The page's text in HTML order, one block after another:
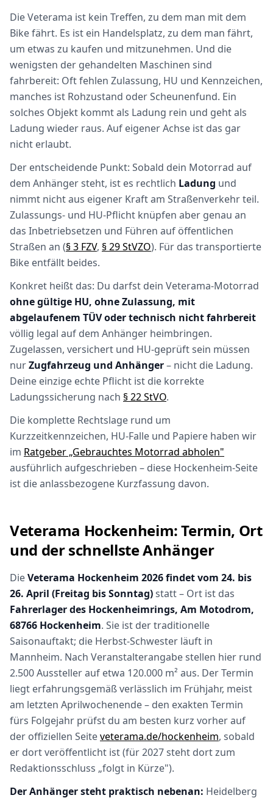
Die Veterama ist kein Treffen, zu dem man mit dem
Bike fährt. Es ist ein Handelsplatz, zu dem man fährt,
um etwas zu kaufen und mitzunehmen. Und die
wenigsten der gehandelten Maschinen sind
fahrbereit: Oft fehlen Zulassung, HU und Kennzeichen,
manches ist Rohzustand oder Scheunenfund. Ein
solches Objekt kommt als Ladung rein und geht als
Ladung wieder raus. Auf eigener Achse ist das gar
nicht erlaubt.
Der entscheidende Punkt: Sobald dein Motorrad auf
dem Anhänger steht, ist es rechtlich Ladung und
nimmt nicht aus eigener Kraft am Straßenverkehr teil.
Zulassungs- und HU-Pflicht knüpfen aber genau an
das Inbetriebsetzen und Führen auf öffentlichen
Straßen an (§ 3 FZV, § 29 StVZO). Für das transportierte
Bike entfällt beides.
Konkret heißt das: Du darfst dein Veterama-Motorrad
ohne gültige HU, ohne Zulassung, mit
abgelaufenem TÜV oder technisch nicht fahrbereit
völlig legal auf dem Anhänger heimbringen.
Zugelassen, versichert und HU-geprüft sein müssen
nurZugfahrzeug und Anhänger– nicht die Ladung.
Deine einzige echte Pflicht ist die korrekte
Ladungssicherung nach § 22 StVO.
Die komplette Rechtslage rund um
Kurzzeitkennzeichen, HU-Falle und Papiere haben wir
im Ratgeber „Gebrauchtes Motorrad abholen"
ausführlich aufgeschrieben – diese Hockenheim-Seite
ist die anlassbezogene Kurzfassung davon.
Veterama Hockenheim: Termin, Ort
und der schnellste Anhänger
DieVeterama Hockenheim 2026 findet vom 24. bis
26. April (Freitag bis Sonntag)statt – Ort ist das
Fahrerlager des Hockenheimrings, Am Motodrom,
68766 Hockenheim. Sie ist der traditionelle
Saisonauftakt; die Herbst-Schwester läuft in
Mannheim. Nach Veranstalterangabe stellen hier rund
2.500 Aussteller auf etwa 120.000 m² aus. Der Termin
liegt erfahrungsgemäß verlässlich im Frühjahr, meist
am letzten Aprilwochenende – den exakten Termin
fürs Folgejahr prüfst du am besten kurz vorher auf
der offiziellen Seiteveterama.de/hockenheim, sobald
er dort veröffentlicht ist (für 2027 steht dort zum
Redaktionsschluss „folgt in Kürze").
Der Anhänger steht praktisch nebenan: Heidelberg